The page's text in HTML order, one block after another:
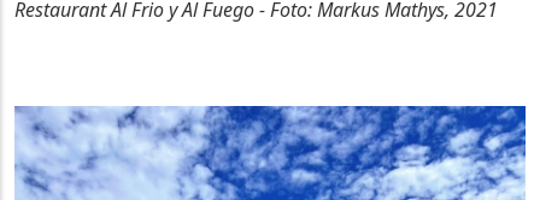
Restaurant Al Frio y Al Fuego - Foto: Markus Mathys, 2021